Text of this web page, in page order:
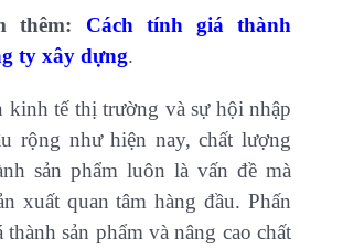
thêm:
Cách tính giá thành
ty xây dựng.
kinh tế thị trường và sự hội nhập
rộng như hiện nay, chất lượng
sản phẩm luôn là vấn đề mà
xuất quan tâm hàng đầu. Phấn
thành sản phẩm và nâng cao chất